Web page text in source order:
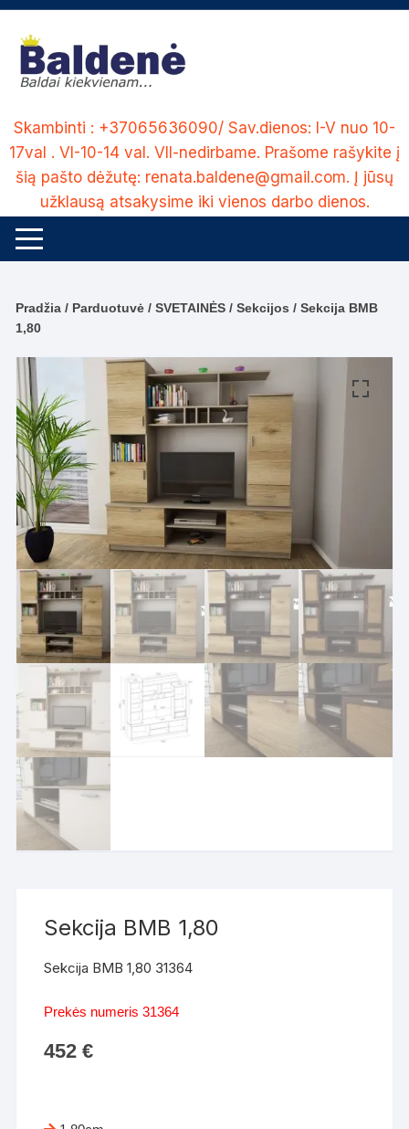
Skip
content
Skambinti : +37065636090/ Sav.dienos: I-V nuo 10-
17val . VI-10-14 val. VII-nedirbame. Prašome rašykite į
šią pašto dėžutę: renata.baldene@gmail.com. Į jūsų
užklausą atsakysime iki vienos darbo dienos.
Pradžia / Parduotuvė /SVETAINĖS /Sekcijos / Sekcija BMB
1,80
Sekcija BMB 1,80
Sekcija BMB 1,80 31364
Prekės numeris 31364
452€